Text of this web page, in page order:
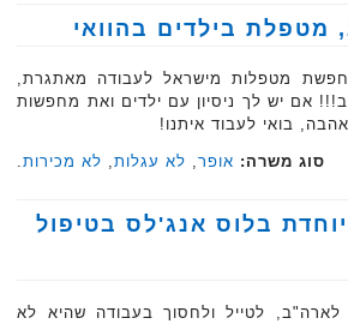
מטפלת בילדים בהוואי
מטפלות מישראל לעבודה מאתגרת,
אם יש לך ניסיון עם ילדים ואת מחפשות
בואי לעבוד איתנו!
סוג משרה: אופר, לא עגלות, לא מכירות.
בלוס אנג'לס בטיפול
לטייל ולחסוך בעבודה שהיא לא